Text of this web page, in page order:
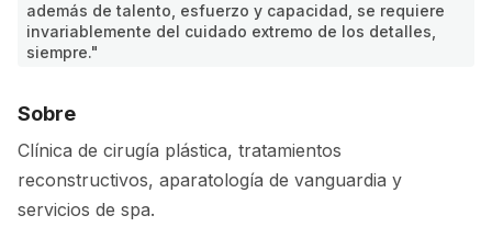
además de talento, esfuerzo y capacidad, se requiere
invariablemente del cuidado extremo de los detalles,
siempre."
Sobre
Clínica de cirugía plástica, tratamientos
reconstructivos, aparatología de vanguardia y
servicios de spa.